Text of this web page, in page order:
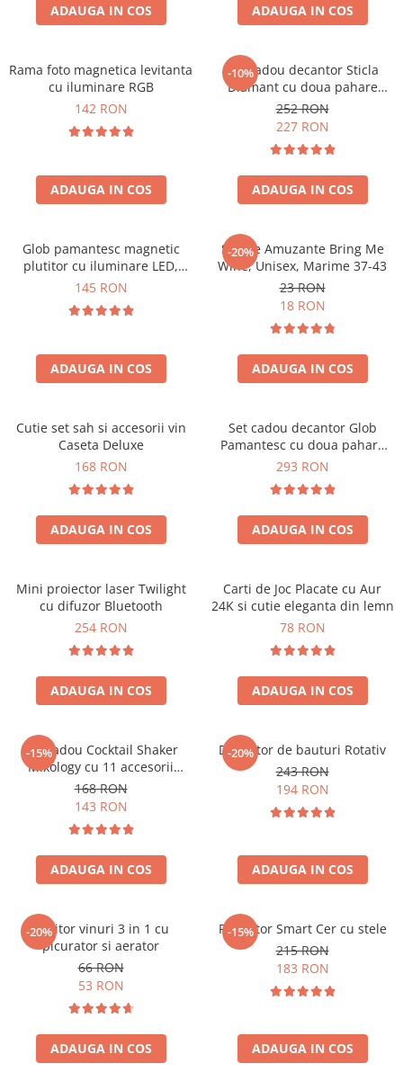
Cadouri Fete
Cadouri Haioase
Cadouri de Casa Noua
Cadouri Majorat
Cadouri pentru Bunici
Cadouri pentru Prieteni
Cel ce are tot
Cadouri Nunta si Cununie civila
Cani si Termosuri
Produse pentru Calatorie
Seturi de caligrafie
Cadouri Sfantul Alexandru
Cadouri Constantin si Elena
Cadouri Sfanta Maria
Cadouri Sfintii Mihail si Gavriil
ADAUGA IN COS ADAUGA IN COS
Rama foto magnetica levitanta
cu iluminare RGB
142 RON
ADAUGA IN COS
-10%
Set cadou decantor Sticla
Diamant cu doua pahare
Deluxe
252 RON
227 RON
ADAUGA IN COS
Glob pamantesc magnetic
plutitor cu iluminare LED,
Forma C
145 RON
ADAUGA IN COS
-20%
Sosete Amuzante Bring Me
Wine, Unisex, Marime 37-43
23 RON
18 RON
ADAUGA IN COS
Cutie set sah si accesorii vin
Caseta Deluxe
168 RON
ADAUGA IN COS
Set cadou decantor Glob
Pamantesc cu doua pahare
Deluxe
293 RON
ADAUGA IN COS
Mini proiector laser Twilight
cu difuzor Bluetooth
254 RON
ADAUGA IN COS
Carti de Joc Placate cu Aur
24K si cutie eleganta din lemn
78 RON
ADAUGA IN COS
-15%
Set cadou Cocktail Shaker
Mixology cu 11 accesorii
750ml Argintiu
168 RON
143 RON
ADAUGA IN COS
-20%
Decantor de bauturi Rotativ
243 RON
194 RON
ADAUGA IN COS
-20%
Racitor vinuri 3 in 1 cu
picurator si aerator
66 RON
53 RON
ADAUGA IN COS
-15%
Proiector Smart Cer cu stele
215 RON
183 RON
ADAUGA IN COS